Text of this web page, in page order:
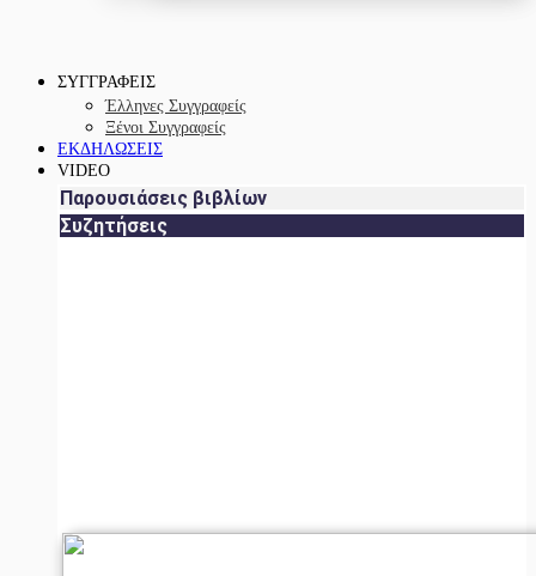
ΣΥΓΓΡΑΦΕΙΣ
Έλληνες Συγγραφείς
Ξένοι Συγγραφείς
ΕΚΔΗΛΩΣΕΙΣ
VIDEO
Παρουσιάσεις βιβλίων
Συζητήσεις